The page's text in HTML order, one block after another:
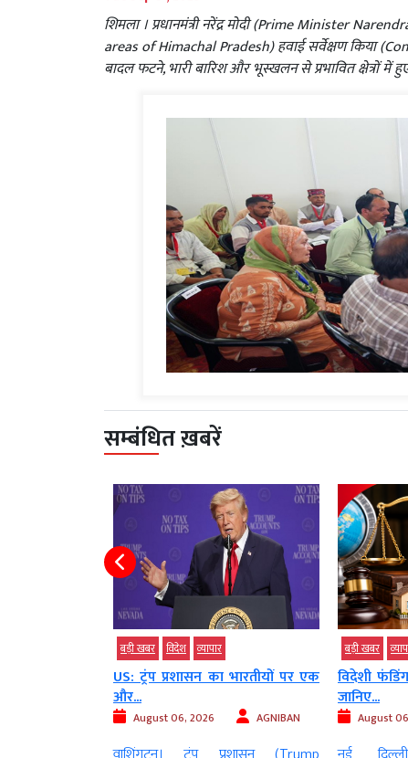
शिमला । प्रधानमंत्री नरेंद्र मोदी (Prime Minister
areas of Himachal Pradesh) हवाई सर्वेक्षण किया
बादल फटने, भारी बारिश और भूस्खलन से प्रभावित क्षेत्रों में
सम्बंधित ख़बरें
बड़ी खबर व्‍यापार
विदेशी फंडिंग पर दुनिया भर में सख्ती,
जानिए...
August 06, 2026 AGNIBAN
टेक्‍नोलॉजी
1000
स्वदेशी ड्रोन...
August